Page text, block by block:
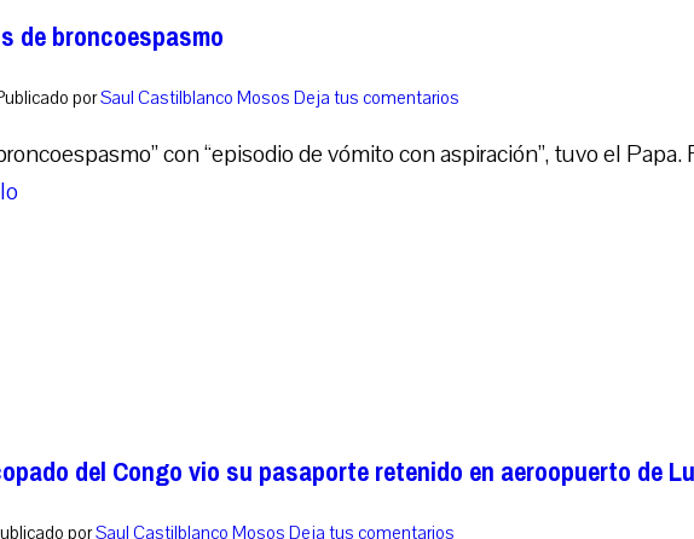
de broncoespasmo
porSaul Castilblanco Mosos Deja tus comentarios
con “episodio de vómito con aspiración”, tuvo el
del Congo vio su pasaporte retenido en aeroopuerto de
porSaul Castilblanco Mosos Deja tus comentarios